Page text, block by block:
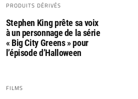
PRODUITS DÉRIVÉS
Stephen King prête sa voix
à un personnage de la série
« Big City Greens » pour
l’épisode d’Halloween
FILMS